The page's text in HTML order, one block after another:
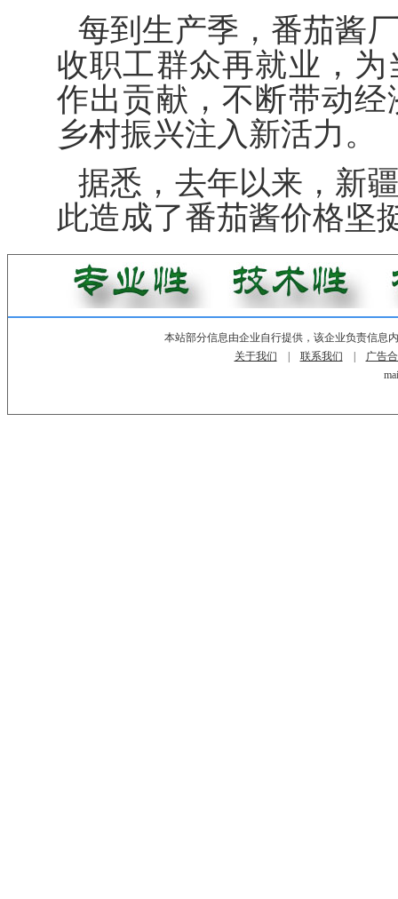
每到生产季，番茄酱
收职工群众再就业，
作出贡献，不断带动
乡村振兴注入新活力。
据悉，去年以来，新
此造成了番茄酱价格坚
本站部分信息由企业自行提供，该企业负责信息
关于我们
联系我们
广告